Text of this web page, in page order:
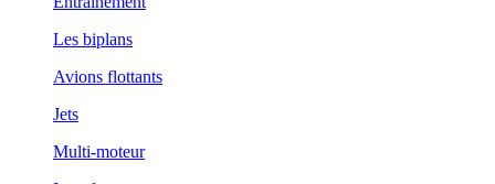
Les biplans
Avions flottants
Jets
Multi-moteur